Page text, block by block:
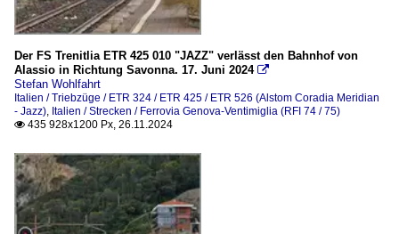
Der FS Trenitlia ETR 425 010 "JAZZ" verlässt den Bahnhof von
Alassio in Richtung Savonna. 17. Juni 2024 
Stefan Wohlfahrt
Italien / Triebzüge / ETR 324 / ETR 425 / ETR 526 (Alstom Coradia Meridian
- Jazz), Italien / Strecken / Ferrovia Genova-Ventimiglia (RFI 74 / 75)
 435 928x1200 Px, 26.11.2024